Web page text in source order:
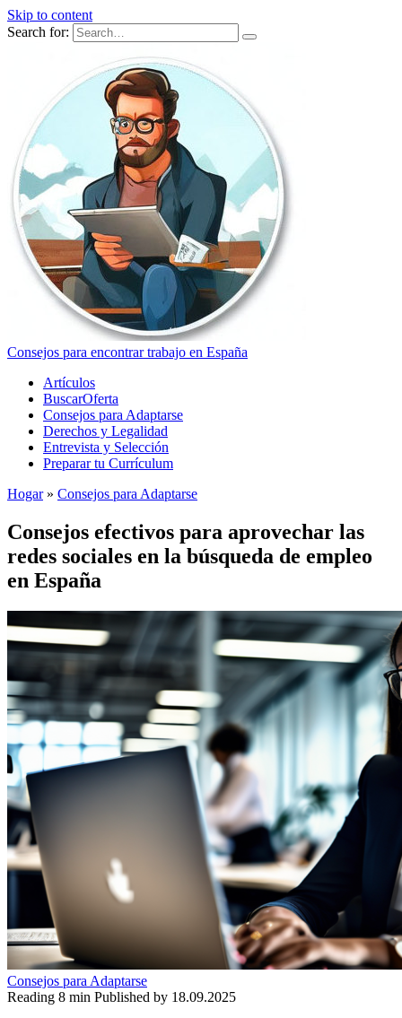
Skip to content
Search for:
Consejos para encontrar trabajo en España
Artículos
BuscarOferta
Consejos para Adaptarse
Derechos y Legalidad
Entrevista y Selección
Preparar tu Currículum
Hogar» Consejos para Adaptarse
Consejos efectivos para aprovechar las
redes sociales en la búsqueda de empleo
en España
Consejos para Adaptarse
Reading 8 min Published by 18.09.2025